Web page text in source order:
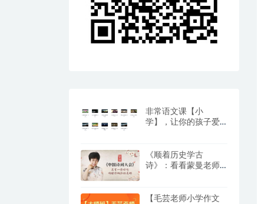
非常语文课【小
学】，让你的孩子爱
《顺着历史学古
诗》：看看蒙曼老师
【毛芸老师小学作文